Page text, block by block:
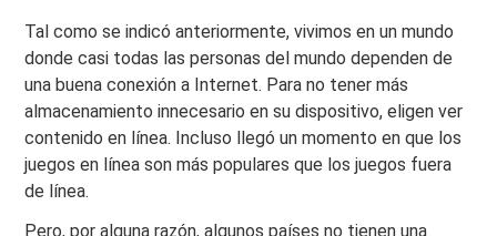
Tal como se indicó anteriormente, vivimos en un mundo
donde casi todas las personas del mundo dependen de
una buena conexión a Internet. Para no tener más
almacenamiento innecesario en su dispositivo, eligen ver
contenido en línea. Incluso llegó un momento en que los
juegos en línea son más populares que los juegos fuera
de línea.
Pero, por alguna razón, algunos países no tienen una